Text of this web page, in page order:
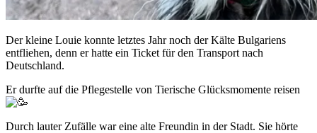
Der kleine Louie konnte letztes Jahr noch der Kälte Bulgariens
entfliehen, denn er hatte ein Ticket für den Transport nach
Deutschland.
Er durfte auf die Pflegestelle von Tierische Glücksmomente reisen
Durch lauter Zufälle war eine alte Freundin in der Stadt. Sie hörte